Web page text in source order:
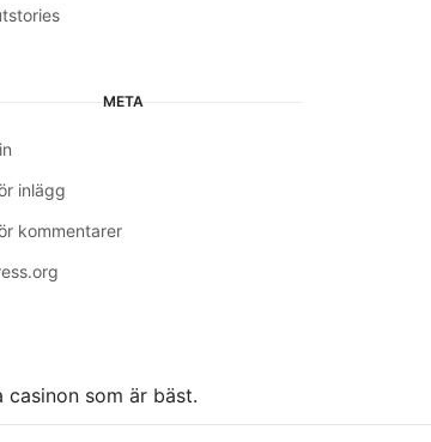
META
inlägg
kommentarer
som är bäst.